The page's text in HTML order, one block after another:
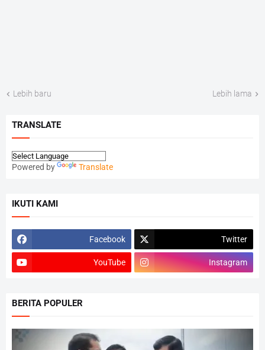
Lebih baru Lebih lama
TRANSLATE
Powered by Translate
IKUTI KAMI
Facebook Twitter
YouTube Instagram
BERITA POPULER